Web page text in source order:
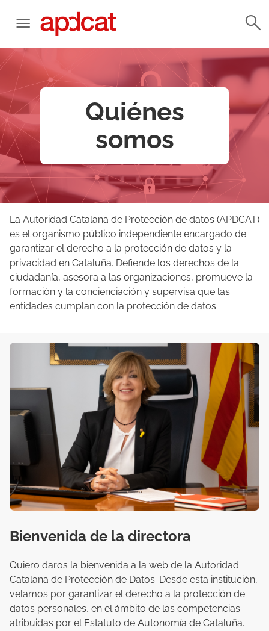
Quiénes
somos
La Autoridad Catalana de Protección de datos (APDCAT)
es el organismo público independiente encargado de
garantizar el derecho a la protección de datos y la
privacidad en Cataluña. Defiende los derechos de la
ciudadanía, asesora a las organizaciones, promueve la
formación y la concienciación y supervisa que las
entidades cumplan con la protección de datos.
Bienvenida de la directora
Quiero daros la bienvenida a la web de la Autoridad
Catalana de Protección de Datos. Desde esta institución,
velamos por garantizar el derecho a la protección de
datos personales, en el ámbito de las competencias
atribuidas por el Estatuto de Autonomía de Cataluña.